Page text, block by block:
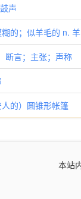
声
；似羊毛的 n. 羊
言；主张；声称
的）圆锥形帐篷
本站